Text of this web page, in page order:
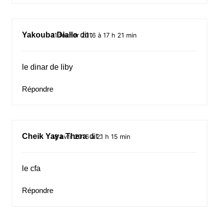
Yakouba Diallo dit :
11 février 2016 à 17 h 21 min
le dinar de liby
Répondre
Cheik Yaya Thera dit :
18 avril 2016 à 21 h 15 min
le cfa
Répondre